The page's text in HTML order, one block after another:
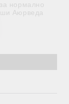
нормално
Аюрведа